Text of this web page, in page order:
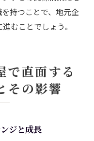
持つことで、地元企
むことでしょう。
で直面する
その影響
ジと成長